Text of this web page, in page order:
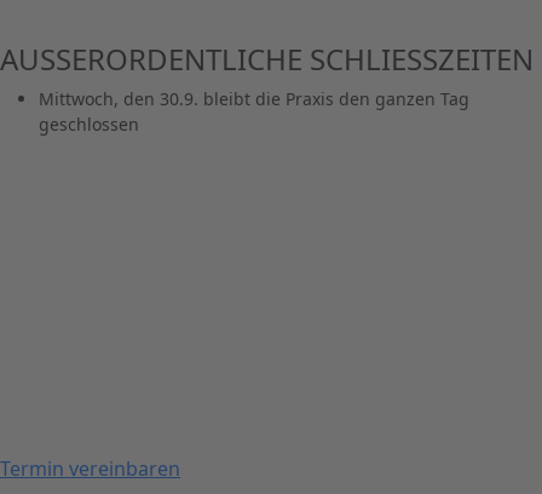
AUSSERORDENTLICHE SCHLIESSZEITEN
Mittwoch, den 30.9. bleibt die Praxis den ganzen Tag
geschlossen
Termin vereinbaren